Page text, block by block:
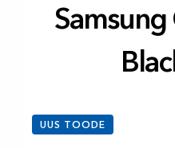
Samsung
UUS TOODE